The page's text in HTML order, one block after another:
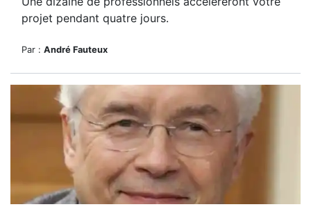
projet pendant quatre jours.
Par : André Fauteux